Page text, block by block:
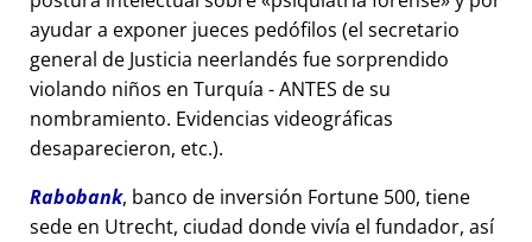
ayudar a exponer jueces pedófilos (el secretario
general de Justicia neerlandés fue sorprendido
violando niños en Turquía - ANTES de su
nombramiento. Evidencias videográficas
desaparecieron, etc.).
Rabobank, banco de inversión Fortune 500, tiene
sede en Utrecht, ciudad donde vivía el fundador, así